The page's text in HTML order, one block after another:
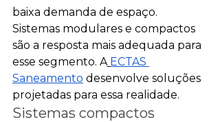
baixa demanda de espaço.
Sistemas modulares e compactos
são a resposta mais adequada para
esse segmento. A ECTAS
Saneamento desenvolve soluções
projetadas para essa realidade.
Sistemas compactos